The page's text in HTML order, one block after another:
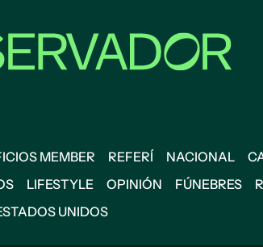
MEMBER REFERÍ NACIONAL
LIFESTYLE OPINIÓN FÚNEBRES
UNIDOS